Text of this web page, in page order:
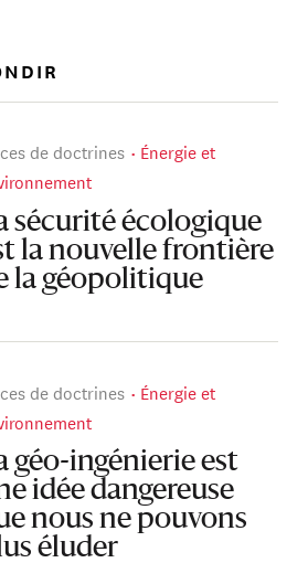
de doctrines
Énergie et
sécurité écologique
la nouvelle frontière
la géopolitique
de doctrines
Énergie et
géo-ingénierie est
idée dangereuse
nous ne pouvons
éluder